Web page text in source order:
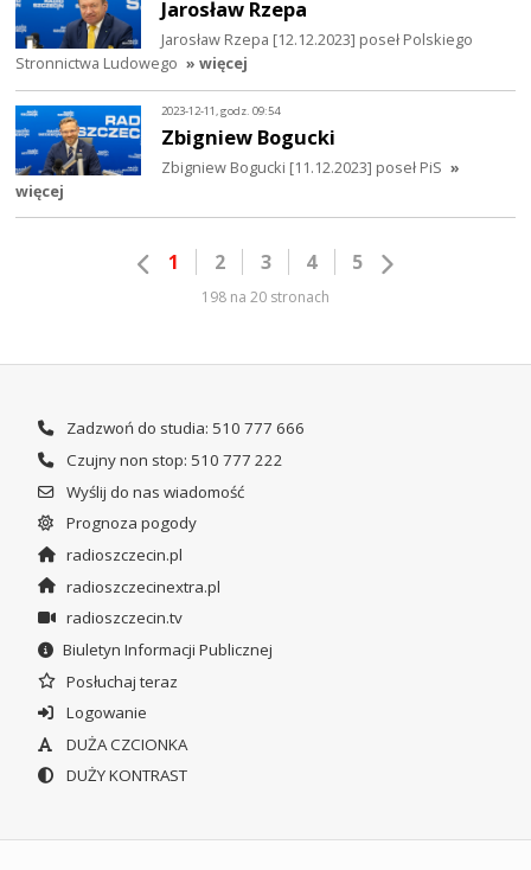
Jarosław Rzepa
Jarosław Rzepa [12.12.2023] poseł Polskiego
Stronnictwa Ludowego » więcej
2023-12-11, godz. 09:54
Zbigniew Bogucki
Zbigniew Bogucki [11.12.2023] poseł PiS »
więcej
1 2 3 4 5
198 na 20 stronach
Zadzwoń do studia: 510 777 666
Czujny non stop: 510 777 222
Wyślij do nas wiadomość
Prognoza pogody
radioszczecin.pl
radioszczecinextra.pl
radioszczecin.tv
Biuletyn Informacji Publicznej
Posłuchaj teraz
Logowanie
DUŻA CZCIONKA
DUŻY KONTRAST